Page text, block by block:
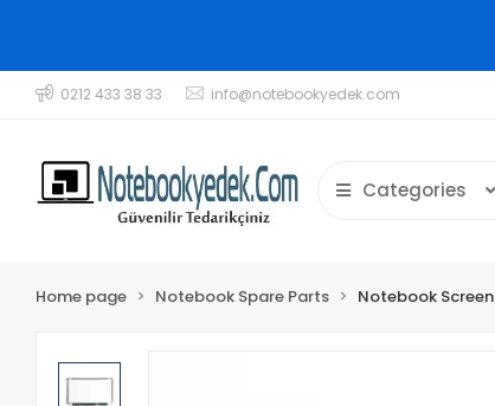
0212 433 38 33 info@notebookyedek.com
Categories
Home page Notebook Spare Parts Notebook Screen